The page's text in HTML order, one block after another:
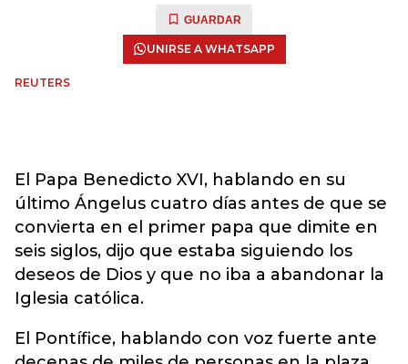
GUARDAR
UNIRSE A WHATSAPP
REUTERS
El Papa Benedicto XVI, hablando en su
último Ángelus cuatro días antes de que se
convierta en el primer papa que dimite en
seis siglos, dijo que estaba siguiendo los
deseos de Dios y que no iba a abandonar la
Iglesia católica.
El Pontífice, hablando con voz fuerte ante